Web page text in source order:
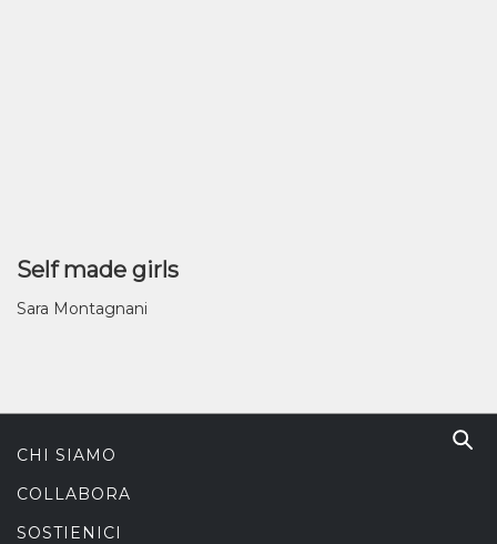
Self made girls
Sara Montagnani
CHI SIAMO
COLLABORA
SOSTIENICI